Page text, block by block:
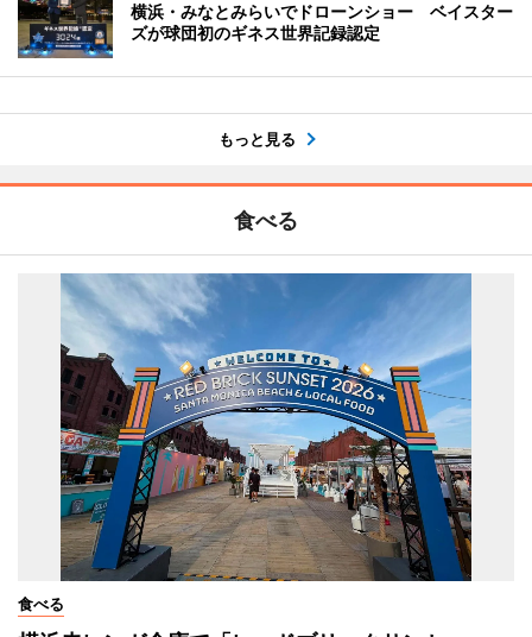
横浜・みなとみらいでドローンショー ベイスター
ズが球団初のギネス世界記録認定
もっと見る
食べる
食べる